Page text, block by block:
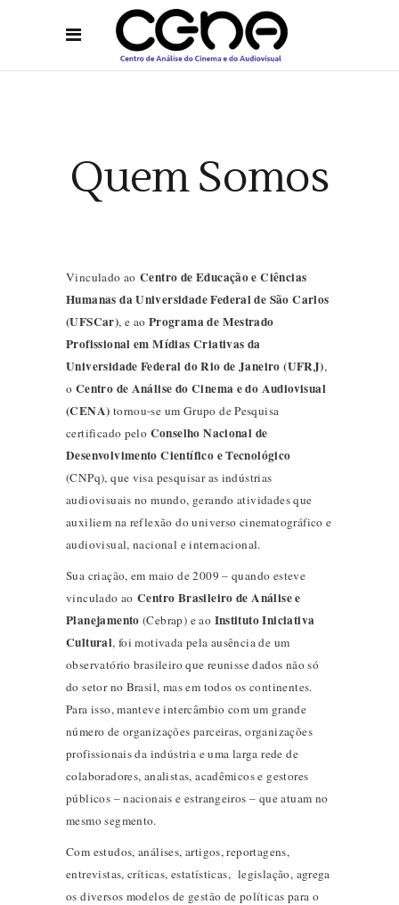
Quem Somos
Vinculado aoCentro de Educação e Ciências
Humanas da Universidade Federal de São Carlos
(UFSCar), e ao Programa de Mestrado
Profissional em Mídias Criativas da
Universidade Federal do Rio de Janeiro (UFRJ),
o Centro de Análise do Cinema e do Audiovisual
(CENA) tornou-se um Grupo de Pesquisa
certificado pelo Conselho Nacional de
Desenvolvimento Científico e Tecnológico
(CNPq), que visa pesquisar as indústrias
audiovisuais no mundo, gerando atividades que
auxiliem na reflexão do universo cinematográfico e
audiovisual, nacional e internacional.
Sua criação, em maio de 2009 – quando esteve
vinculado aoCentro Brasileiro de Análise e
Planejamento (Cebrap) e ao Instituto Iniciativa
Cultural, foi motivada pela ausência de um
observatório brasileiro que reunisse dados não só
do setor no Brasil, mas em todos os continentes.
Para isso, manteve intercâmbio com um grande
número de organizações parceiras, organizações
profissionais da indústria e uma larga rede de
colaboradores, analistas, acadêmicos e gestores
públicos – nacionais e estrangeiros – que atuam no
mesmo segmento.
Com estudos, análises, artigos, reportagens,
entrevistas, críticas, estatísticas, legislação, agrega
os diversos modelos de gestão de políticas para o